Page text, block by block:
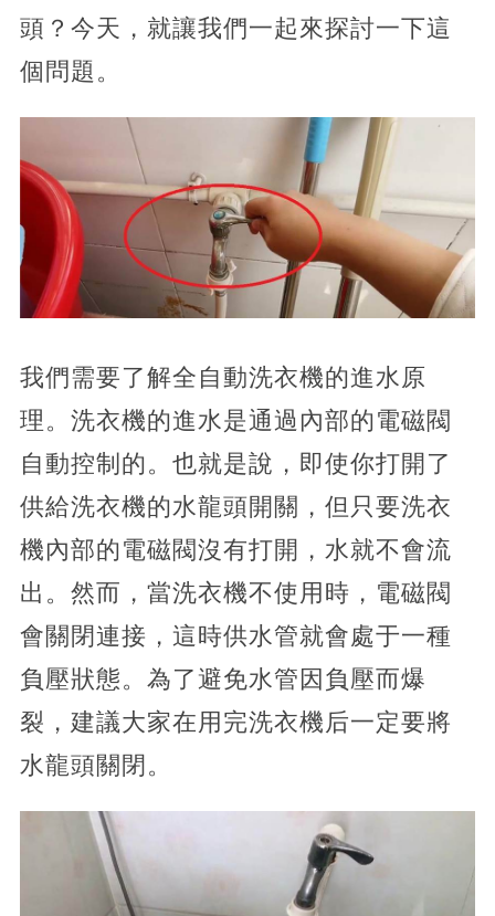
頭？今天，就讓我們一起來探討一下這
個問題。
我們需要了解全自動洗衣機的進水原
理。洗衣機的進水是通過內部的電磁閥
自動控制的。也就是說，即使你打開了
供給洗衣機的水龍頭開關，但只要洗衣
機內部的電磁閥沒有打開，水就不會流
出。然而，當洗衣機不使用時，電磁閥
會關閉連接，這時供水管就會處于一種
負壓狀態。為了避免水管因負壓而爆
裂，建議大家在用完洗衣機后一定要將
水龍頭關閉。